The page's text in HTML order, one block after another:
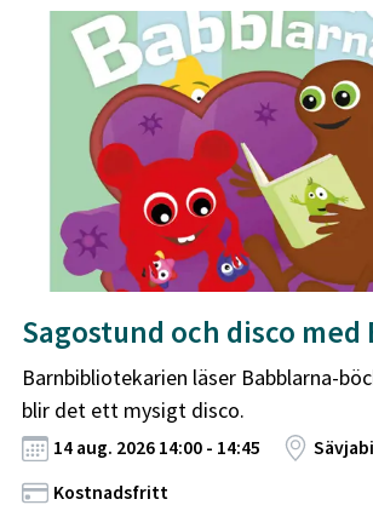
Sagostund och disco med
Barnbibliotekarien läser Babblarna-
blir det ett mysigt disco.
14 aug. 2026 14:00 - 14:45
Kostnadsfritt